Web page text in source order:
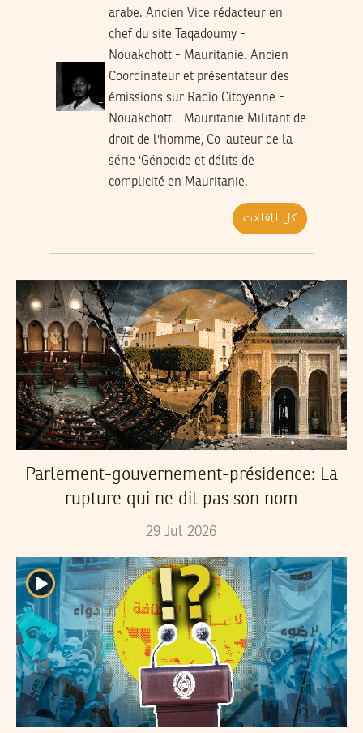
arabe. Ancien Vice rédacteur en
chef du site Taqadoumy -
Nouakchott - Mauritanie. Ancien
Coordinateur et présentateur des
émissions sur Radio Citoyenne -
Nouakchott - Mauritanie Militant de
droit de l'homme, Co-auteur de la
série 'Génocide et délits de
complicité en Mauritanie.
كل المقالات
Parlement-gouvernement-présidence: La
rupture qui ne dit pas son nom
29 Jul 2026